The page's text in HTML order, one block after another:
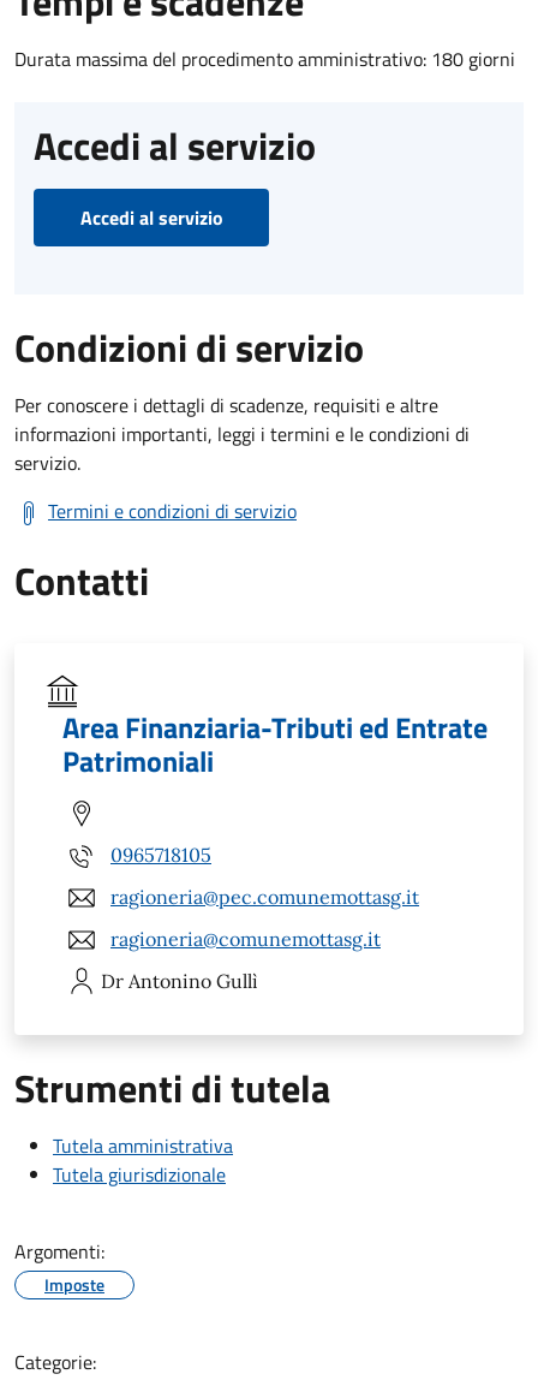
Durata massima del procedimento amministrativo: 180 giorni
Accedi al servizio
Accedi al servizio
Condizioni di servizio
Per conoscere i dettagli di scadenze, requisiti e altre
informazioni importanti, leggi i termini e le condizioni di
servizio.
Termini e condizioni di servizio
Contatti
Area Finanziaria-Tributi ed Entrate
Patrimoniali
0965718105
ragioneria@pec.comunemottasg.it
ragioneria@comunemottasg.it
Dr Antonino Gullì
Strumenti di tutela
Tutela amministrativa
Tutela giurisdizionale
Argomenti:
Imposte
Categorie: